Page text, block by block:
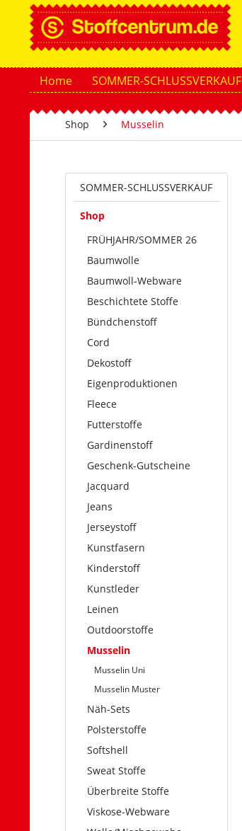
Home SOMMER-SCHLUSSVERKAUF
Shop Musselin
SOMMER-SCHLUSSVERKAUF
Shop
FRÜHJAHR/SOMMER 26
Baumwolle
Baumwoll-Webware
Beschichtete Stoffe
Bündchenstoff
Cord
Dekostoff
Eigenproduktionen
Fleece
Futterstoffe
Gardinenstoff
Geschenk-Gutscheine
Jacquard
Jeans
Jerseystoff
Kunstfasern
Kinderstoff
Kunstleder
Leinen
Outdoorstoffe
Musselin
Musselin Uni
Musselin Muster
Näh-Sets
Polsterstoffe
Softshell
Sweat Stoffe
Überbreite Stoffe
Viskose-Webware